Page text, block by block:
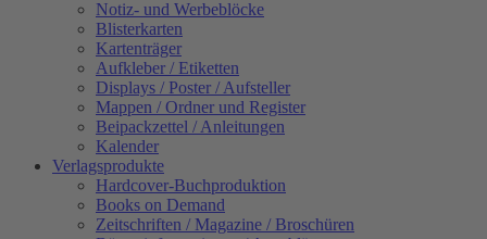
Notiz- und Werbeblöcke
Blisterkarten
Kartenträger
Aufkleber / Etiketten
Displays / Poster / Aufsteller
Mappen / Ordner und Register
Beipackzettel / Anleitungen
Kalender
Verlagsprodukte
Hardcover-Buchproduktion
Books on Demand
Zeitschriften / Magazine / Broschüren